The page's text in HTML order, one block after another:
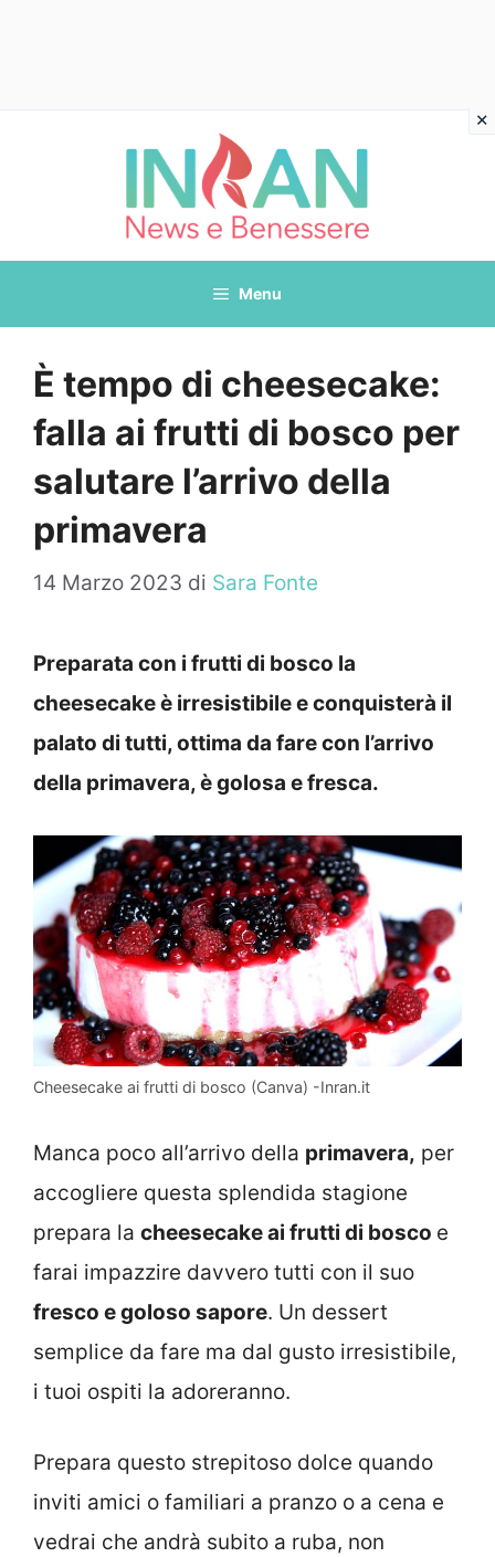
Menu
È tempo di cheesecake:
falla ai frutti di bosco per
salutare l’arrivo della
primavera
14 Marzo 2023 di Sara Fonte
Preparata con i frutti di bosco la
cheesecake è irresistibile e conquisterà il
palato di tutti, ottima da fare con l’arrivo
della primavera, è golosa e fresca.
Cheesecake ai frutti di bosco (Canva) -Inran.it
Manca poco all’arrivo della primavera, per
accogliere questa splendida stagione
prepara la cheesecake ai frutti di bosco e
farai impazzire davvero tutti con il suo
fresco e goloso sapore. Un dessert
semplice da fare ma dal gusto irresistibile,
i tuoi ospiti la adoreranno.
Prepara questo strepitoso dolce quando
inviti amici o familiari a pranzo o a cena e
vedrai che andrà subito a ruba, non